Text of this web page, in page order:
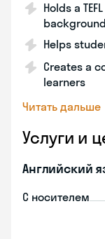
Holds a
background
Helps
Creates a
learners
Читать дальше
Услуги и
Английский
С носителем